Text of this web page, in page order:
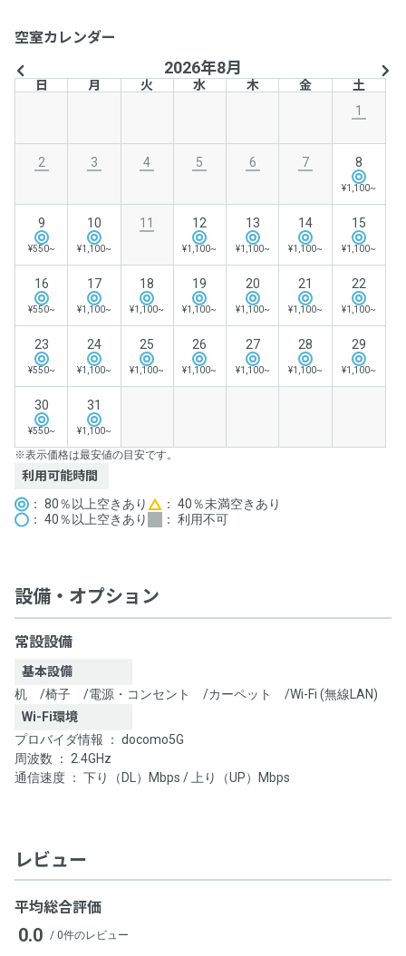
空室カレンダー
2026年8月
日 月 火 水 木 金
土
1
2 3 4 5 6 7 8
¥1,100~
9
¥550~
10
¥1,100~
11 12
¥1,100~
13
¥1,100~
14
¥1,100~
15
¥1,100~
16
¥550~
17
¥1,100~
18
¥1,100~
19
¥1,100~
20
¥1,100~
21
¥1,100~
22
¥1,100~
23
¥550~
24
¥1,100~
25
¥1,100~
26
¥1,100~
27
¥1,100~
28
¥1,100~
29
¥1,100~
30
¥550~
31
¥1,100~
※表示価格は最安値の目安です。
利用可能時間
： 80％以上空きあり
： 40％以上空きあり
： 40％未満空きあり
： 利用不可
設備・オプション
常設設備
基本設備
机 /椅子 /電源・コンセント /カーペット /Wi-Fi (無線LAN)
Wi-Fi環境
プロバイダ情報 ： docomo5G
周波数 ： 2.4GHz
通信速度 ： 下り（DL）Mbps / 上り（UP）Mbps
レビュー
平均総合評価
0.0 / 0件のレビュー